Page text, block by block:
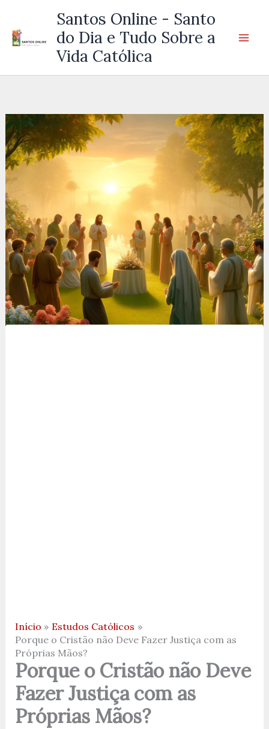
Santos Online - Santo
do Dia e Tudo Sobre a
Vida Católica
Início
Estudos Católicos
Porque o Cristão não Deve Fazer Justiça com as
Próprias Mãos?
Porque o Cristão não Deve
Fazer Justiça com as
Próprias Mãos?